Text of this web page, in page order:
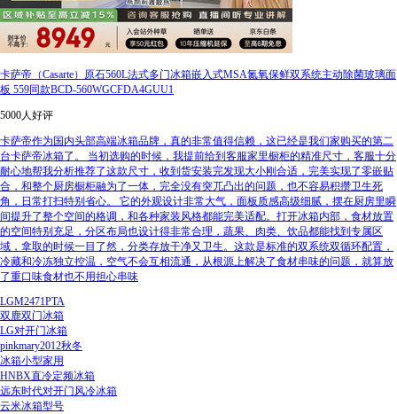
卡萨帝（Casarte）原石560L法式多门冰箱嵌入式MSA氮氧保鲜双系统主动除菌玻璃面
板 559同款BCD-560WGCFDA4GUU1
5000人好评
卡萨帝作为国内头部高端冰箱品牌，真的非常值得信赖，这已经是我们家购买的第二
台卡萨帝冰箱了。 当初选购的时候，我提前给到客服家里橱柜的精准尺寸，客服十分
耐心地帮我分析推荐了这款尺寸，收到货安装完发现大小刚合适，完美实现了零嵌贴
合，和整个厨房橱柜融为了一体，完全没有突兀凸出的问题，也不容易积攒卫生死
角，日常打扫特别省心。 它的外观设计非常大气，面板质感高级细腻，摆在厨房里瞬
间提升了整个空间的格调，和各种家装风格都能完美适配。打开冰箱内部，食材放置
的空间特别充足，分区布局也设计得非常合理，蔬果、肉类、饮品都能找到专属区
域，拿取的时候一目了然，分类存放干净又卫生。这款是标准的双系统双循环配置，
冷藏和冷冻独立控温，空气不会互相流通，从根源上解决了食材串味的问题，就算放
了重口味食材也不用担心串味
LGM2471PTA
双鹿双门冰箱
LG对开门冰箱
pinkmary2012秋冬
冰箱小型家用
HNBX直冷定频冰箱
远东时代对开门风冷冰箱
云米冰箱型号